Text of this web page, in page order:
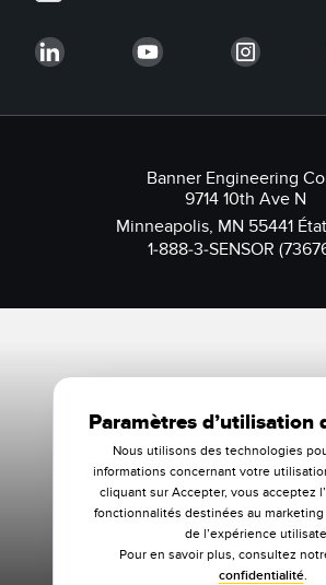
Banner Engineering
9714 10th Ave N
Minneapolis, MN 55441
1-888-3-SENSOR
Paramètres d’utilisation
Nous utilisons des technologies
informations concernant votre
cliquant sur Accepter, vous acceptez
fonctionnalités destinées au marketing
de l’expérience
Pour en savoir plus, consultez
confidentialité.